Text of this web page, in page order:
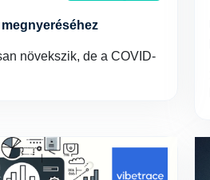
növekszik, de a COVID-